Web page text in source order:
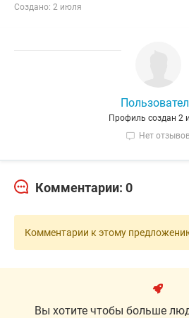
Создано: 2 июля
Профиль создан 2
Нет отзывов
Комментарии: 0
Комментарии к этому
Вы хотите чтобы больше